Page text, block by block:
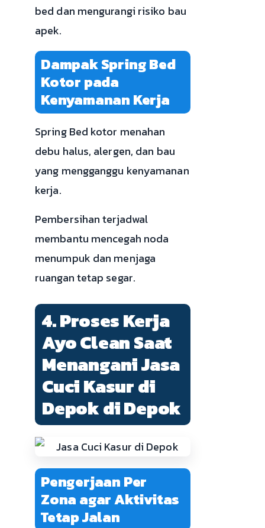
bed dan mengurangi risiko bau
apek.
Dampak Spring Bed
Kotor pada
Kenyamanan Kerja
Spring Bed kotor menahan
debu halus, alergen, dan bau
yang mengganggu kenyamanan
kerja.
Pembersihan terjadwal
membantu mencegah noda
menumpuk dan menjaga
ruangan tetap segar.
4. Proses Kerja
Ayo Clean Saat
Menangani Jasa
Cuci Kasur di
Depok di Depok
Pengerjaan Per
Zona agar Aktivitas
Tetap Jalan